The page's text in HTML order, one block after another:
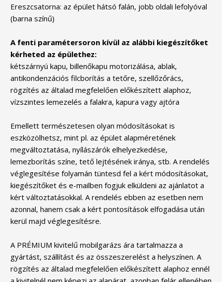
Ereszcsatorna: az épület hátsó falán, jobb oldali lefolyóval
(barna színű)
A fenti paramétersoron kívül az alábbi kiegészítőket
kérheted az épülethez:
kétszárnyú kapu, billenőkapu motorizálása, ablak,
antikondenzációs filcborítás a tetőre, szellőzőrács,
rögzítés az általad megfelelően előkészített alaphoz,
vízszintes lemezelés a falakra, kapura vagy ajtóra
Emellett természetesen olyan módosításokat is
eszközölhetsz, mint pl. az épület alapméretének
megváltoztatása, nyílászárók elhelyezkedése,
lemezborítás színe, tető lejtésének iránya, stb. A rendelés
véglegesítése folyamán tüntesd fel a kért módosításokat,
kiegészítőket és e-mailben fogjuk elküldeni az ajánlatot a
kért változtatásokkal. A rendelés ebben az esetben nem
azonnal, hanem csak a kért pontosítások elfogadása után
kerül majd véglegesítésre.
A PRÉMIUM kivitelű mobilgarázs ára tartalmazza a
gyártást, szállítást és az összeszerelést a helyszínen. A
rögzítés az általad megfelelően előkészített alaphoz ennél